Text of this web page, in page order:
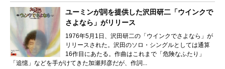
ユーミンが詞を提供した沢田研二「ウインクで
さよなら」がリリース
1976年5月1日、沢田研二の「ウインクでさよなら」が
リリースされた。沢田のソロ・シングルとしては通算
16作目にあたる。作曲はこれまで「危険なふたり」
「追憶」などを手がけてきた加瀬邦彦だが、作詞...